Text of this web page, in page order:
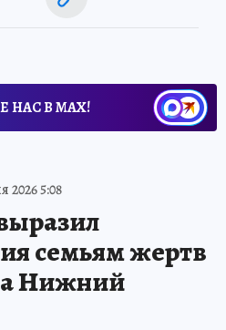
НАС В МАХ!
2026 5:08
семьям жертв
Нижний